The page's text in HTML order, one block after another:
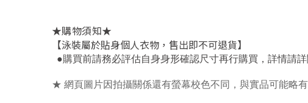
★購物須知★
【泳裝屬於貼身個人衣物，售出即不可退貨】
●購買前請務必評估自身身形確認尺寸再行購買 ， 詳情請詳
★ 網頁圖片因拍攝關係還有螢幕校色不同，與實品可能略